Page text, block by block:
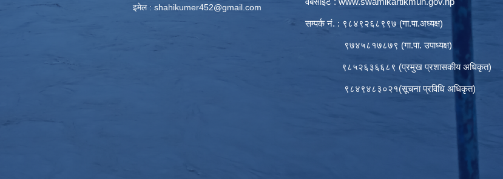
इमेल : shahikumer452@gmail.com
सम्पर्क नं. : ९८४९२६८९९७ (गा.पा.अध्यक्ष)
९७४५८१७८७९ (गा.पा. उपाध्यक्ष)
९८५२६३६६८९ (प्रमुख प्रशासकीय अधिकृत)
९८४९४८३०२१(सूचना प्रविधि अधिकृत)